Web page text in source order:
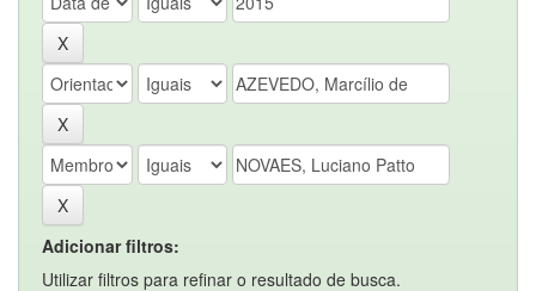
Adicionar filtros:
Utilizar filtros para refinar o resultado de busca.